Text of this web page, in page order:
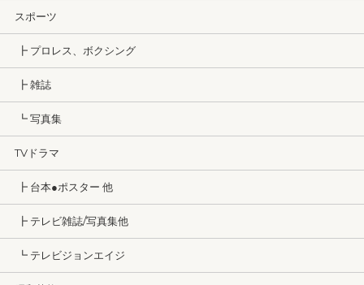
スポーツ
┣ プロレス、ボクシング
┣ 雑誌
┗ 写真集
TVドラマ
┣ 台本●ポスター 他
┣ テレビ雑誌/写真集他
┗ テレビジョンエイジ